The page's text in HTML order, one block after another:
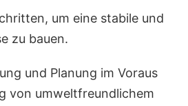
um eine stabile und
zu bauen.
und Planung im Voraus
von umweltfreundlichem